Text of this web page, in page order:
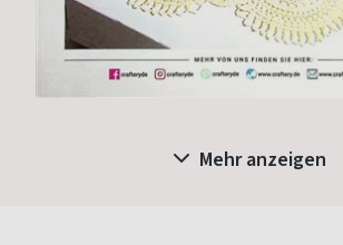
Mehr anzeigen